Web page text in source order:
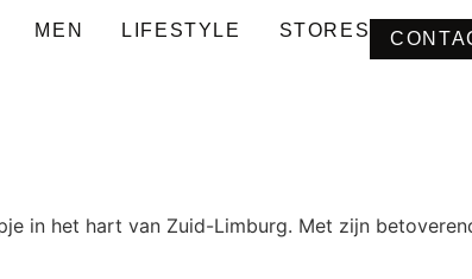
MEN LIFESTYLE STORES
in het hart van Zuid-Limburg. Met zijn